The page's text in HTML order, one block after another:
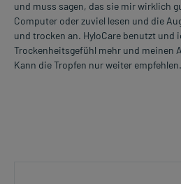
und muss sagen, das sie mir wirklich
Computer oder zuviel lesen und die
und trocken an. HyloCare benutzt und
Trockenheitsgefühl mehr und meinen
Kann die Tropfen nur weiter empfehlen.